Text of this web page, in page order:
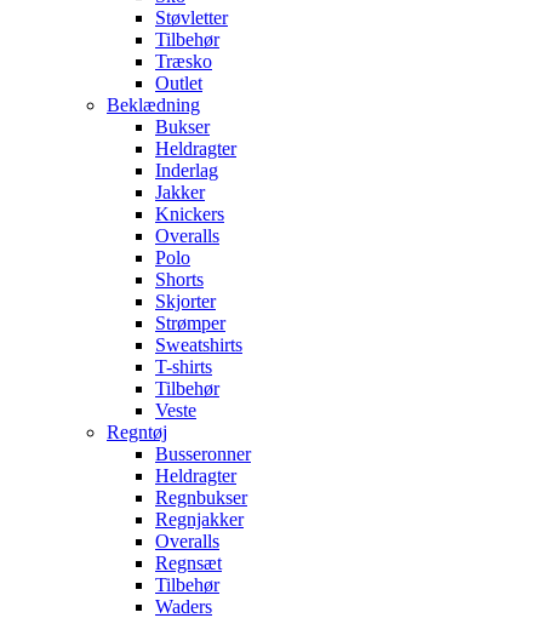
Støvletter
Tilbehør
Træsko
Outlet
Beklædning
Bukser
Heldragter
Inderlag
Jakker
Knickers
Overalls
Polo
Shorts
Skjorter
Strømper
Sweatshirts
T-shirts
Tilbehør
Veste
Regntøj
Busseronner
Heldragter
Regnbukser
Regnjakker
Overalls
Regnsæt
Tilbehør
Waders